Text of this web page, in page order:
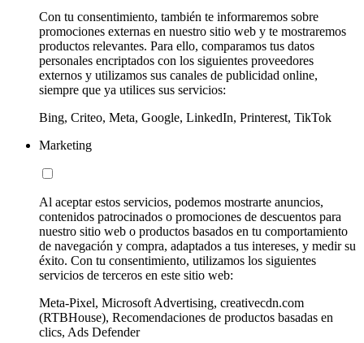
Con tu consentimiento, también te informaremos sobre
promociones externas en nuestro sitio web y te mostraremos
productos relevantes. Para ello, comparamos tus datos
personales encriptados con los siguientes proveedores
externos y utilizamos sus canales de publicidad online,
siempre que ya utilices sus servicios:
Bing, Criteo, Meta, Google, LinkedIn, Printerest, TikTok
Marketing
Al aceptar estos servicios, podemos mostrarte anuncios,
contenidos patrocinados o promociones de descuentos para
nuestro sitio web o productos basados en tu comportamiento
de navegación y compra, adaptados a tus intereses, y medir su
éxito. Con tu consentimiento, utilizamos los siguientes
servicios de terceros en este sitio web:
Meta-Pixel, Microsoft Advertising, creativecdn.com
(RTBHouse), Recomendaciones de productos basadas en
clics, Ads Defender